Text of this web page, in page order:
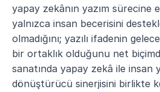
yapay zekânın yazım sürecine
yalnızca insan becerisini
olmadığını; yazılı ifadenin
bir ortaklık olduğunu net
sanatında yapay zekâ ile insan
dönüştürücü sinerjisini birlikte